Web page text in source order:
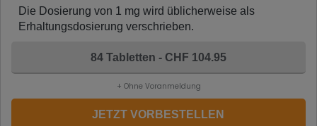
Die Dosierung von 1 mg wird üblicherweise als
Erhaltungsdosierung verschrieben.
84 Tabletten - CHF 104.95
+ Ohne Voranmeldung
JETZT VORBESTELLEN